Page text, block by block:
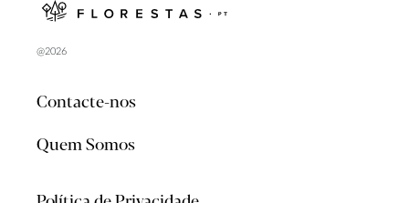
@2026
Contacte-nos
Quem Somos